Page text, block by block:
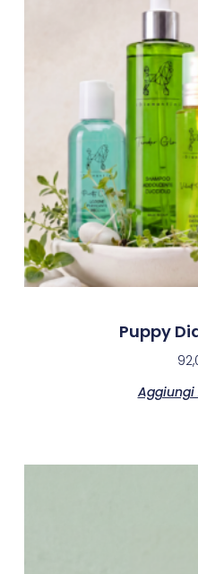
Puppy
Aggiungi